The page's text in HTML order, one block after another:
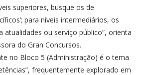
superiores, busque os de
para níveis intermediários, os
atualidades ou serviço público”, orienta
do Gran Concursos.
no Bloco 5 (Administração) é o tema
frequentemente explorado em